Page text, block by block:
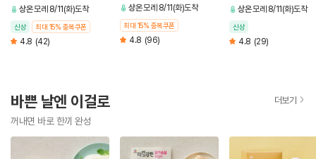
상온 모레 8/11(화)도착
신상 최대 15% 중복쿠폰
4.8 (42)
상온 모레 8/11(화)도착
최대 15% 중복쿠폰
4.8 (96)
상온 모레 8/11(화)도착
신상
4.8 (29)
바쁜 날엔 이걸로
꺼내면 바로 한끼 완성
더보기